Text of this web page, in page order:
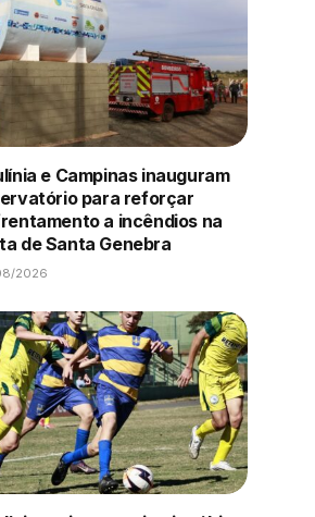
e Campinas inauguram
para reforçar
a incêndios na
de Santa Genebra
2026